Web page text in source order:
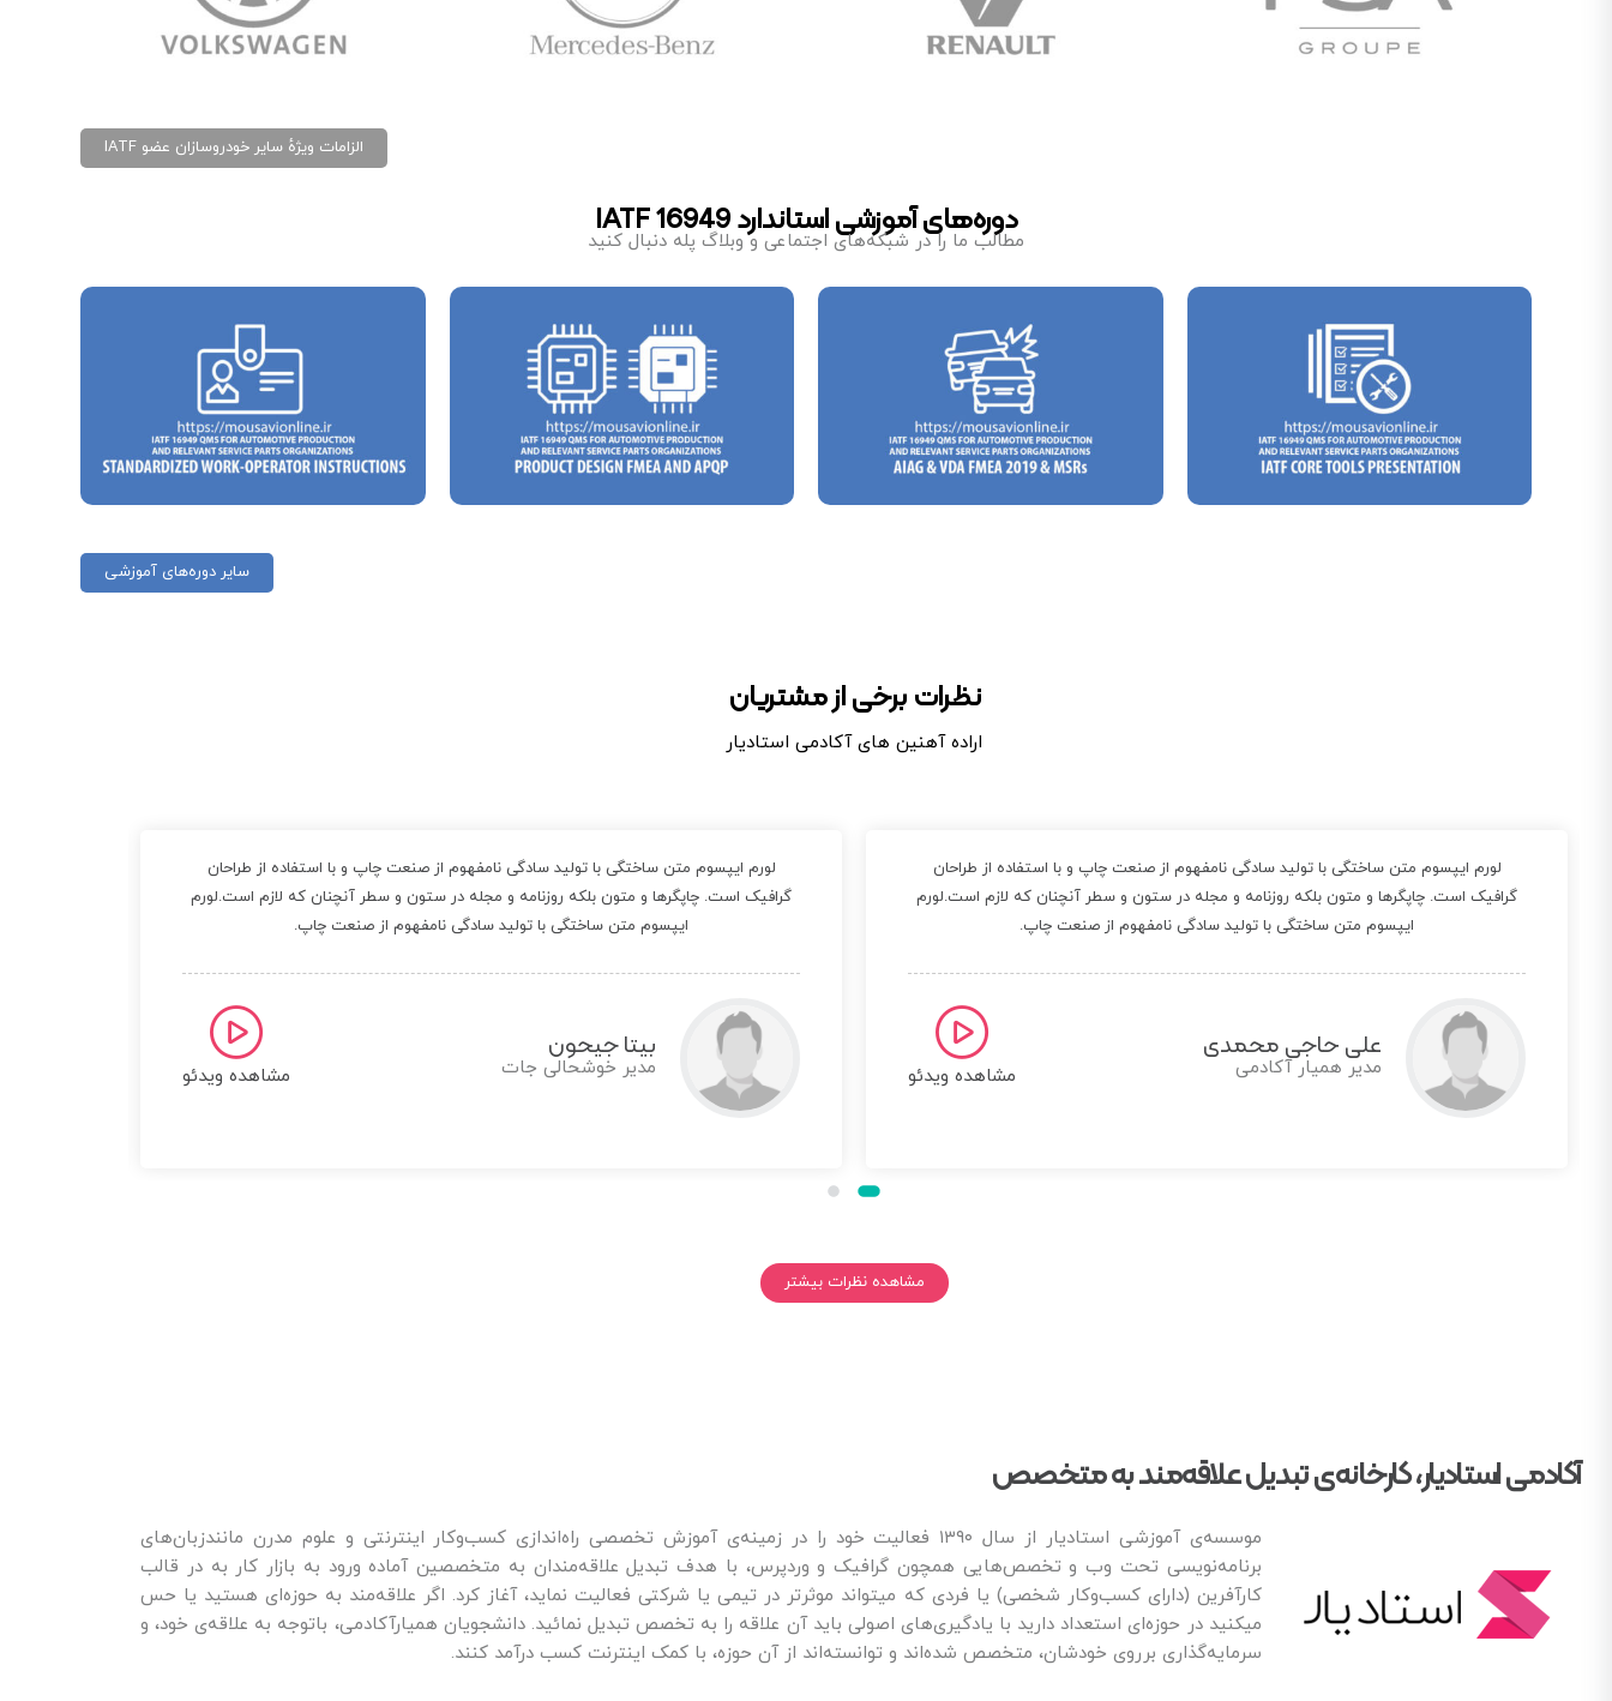
الزامات ویژهٔ سایر خودروسازان عضو IATF
دوره‌های آموزشی استاندارد IATF 16949
مطالب ما را در شبکه‌های اجتماعی و وبلاگ پله دنبال کنید
سایر دوره‌های آموزشی
نظرات برخی از مشتریان
اراده آهنین های آکادمی استادیار
لورم ایپسوم متن ساختگی با تولید سادگی نامفهوم از صنعت چاپ و با استفاده از طراحان
گرافیک است. چاپگرها و متون بلکه روزنامه و مجله در ستون و سطر آنچنان که لازم است.لورم
ایپسوم متن ساختگی با تولید سادگی نامفهوم از صنعت چاپ.
بیتا جیحون
مدیر خوشحالی جات مشاهده ویدئو
لورم ایپسوم متن ساختگی با تولید سادگی نامفهوم از صنعت چاپ و با استفاده از طراحان
گرافیک است. چاپگرها و متون بلکه روزنامه و مجله در ستون و سطر آنچنان که لازم است.لورم
ایپسوم متن ساختگی با تولید سادگی نامفهوم از صنعت چاپ.
علی اقدم
مدیر بتر استدیو مشاهده ویدئو
مشاهده نظرات بیشتر
آکادمی استادیار، کارخانه‌ی تبدیل علاقه‌مند به متخصص
موسسه‌ی آموزشی استادیار از سال ۱۳۹۰ فعالیت خود را در زمینه‌ی آموزش تخصصی راه‌اندازی کسب‌و‌کار اینترنتی و علوم مدرن مانندزبان‌های
برنامه‌نویسی تحت وب و تخصص‌هایی همچون گرافیک و وردپرس، با هدف تبدیل علاقه‌مندان به متخصصین آماده ورود به بازار کار به در قالب
کارآفرین (دارای کسب‌وکار شخصی) یا فردی که میتواند موثرتر در تیمی یا شرکتی فعالیت نماید، آغاز کرد. اگر علاقه‌مند به حوزه‌ای هستید یا حس
میکنید در حوزه‌ای استعداد دارید با یادگیری‌های اصولی باید آن علاقه را به تخصص تبدیل نمائید. دانشجویان همیارآکادمی، باتوجه به علاقه‌ی خود، و
سرمایه‌گذاری برروی خودشان، متخصص شده‌اند و توانسته‌اند از آن حوزه، با کمک اینترنت کسب درآمد کنند.